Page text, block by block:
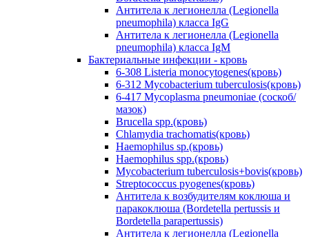
Антитела к легионелла (Legionella
pneumophila) класса IgG
Антитела к легионелла (Legionella
pneumophila) класса IgM
Бактериальные инфекции - кровь
6-308 Listeria monocytogenes(кровь)
6-312 Mycobacterium tuberculosis(кровь)
6-417 Mycoplasma pneumoniae (соскоб/
мазок)
Brucella spp.(кровь)
Chlamydia trachomatis(кровь)
Haemophilus sp.(кровь)
Haemophilus spp.(кровь)
Mycobacterium tuberculosis+bovis(кровь)
Streptococcus pyogenes(кровь)
Антитела к возбудителям коклюша и
паракоклюша (Bordetella pertussis и
Bordetella parapertussis)
Антитела к легионелла (Legionella